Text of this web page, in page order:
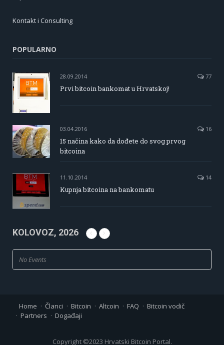
Kontakt i Consulting
POPULARNO
28.09.2014 77
Prvi bitcoin bankomat u Hrvatskoj!
03.04.2016 16
15 načina kako da dođete do svog prvog
bitcoina
11.10.2014 14
Kupnja bitcoina na bankomatu
KOLOVOZ, 2026
No Events
Home Članci Bitcoin Altcoin FAQ
Bitcoin vodič
Partners
Događaji
Copyright ©2023 Hrvatski Bitcoin Portal.